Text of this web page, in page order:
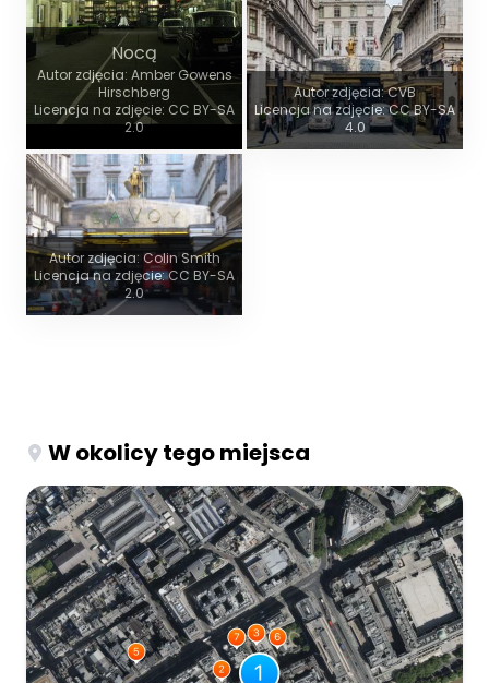
Nocą
Autor zdjęcia: Amber Gowens
Hirschberg
Licencja na zdjęcie: CC BY-SA
2.0
Autor zdjęcia: CVB
Licencja na zdjęcie: CC BY-SA
4.0
Autor zdjęcia: Colin Smith
Licencja na zdjęcie: CC BY-SA
2.0
W okolicy tego miejsca